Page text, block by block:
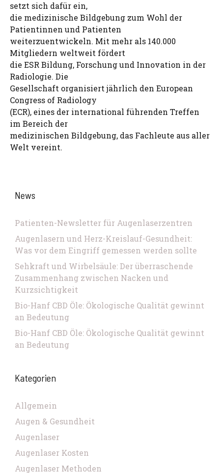
setzt sich dafür ein,
die medizinische Bildgebung zum Wohl der
Patientinnen und Patienten
weiterzuentwickeln. Mit mehr als 140.000
Mitgliedern weltweit fördert
die ESR Bildung, Forschung und Innovation in der
Radiologie. Die
Gesellschaft organisiert jährlich den European
Congress of Radiology
(ECR), eines der international führenden Treffen
im Bereich der
medizinischen Bildgebung, das Fachleute aus aller
Welt vereint.
News
Patienten-Newsletter für Augenlaserzentren
Augenlasern und Herz-Kreislauf-Gesundheit:
Was vor dem Eingriff gemessen werden sollte
Sehkraft und Wirbelsäule: Der überraschende
Zusammenhang zwischen Nacken und
Kurzsichtigkeit
Bio-Hanf CBD Öle: Ökologische Qualität gewinnt
an Bedeutung
Bio-Hanf CBD Öle: Ökologische Qualität gewinnt
an Bedeutung
Kategorien
Allgemein
Augen & Gesundheit
Augenlaser
Augenlaser Kosten
Augenlaser Methoden